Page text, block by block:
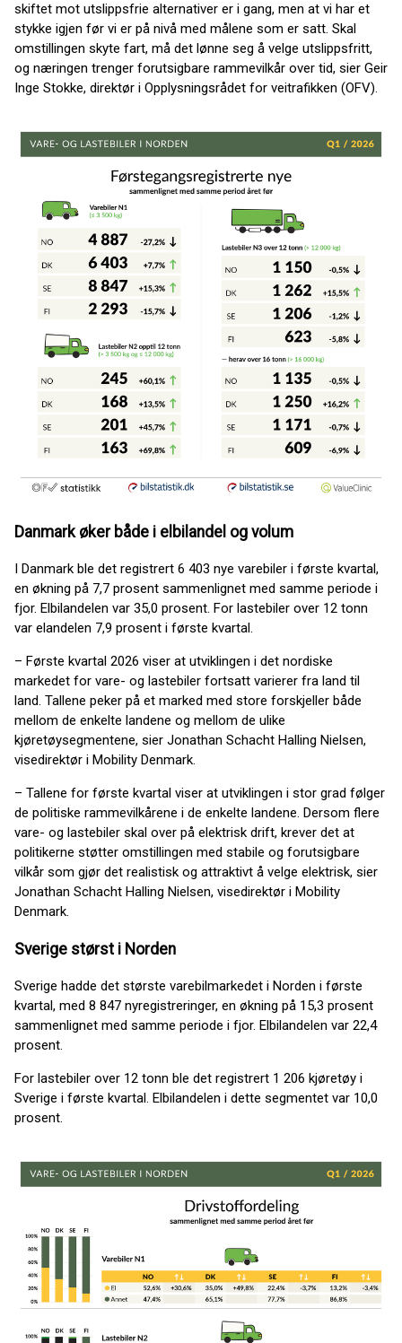
skiftet mot utslippsfrie alternativer er i gang, men at vi har et
stykke igjen før vi er på nivå med målene som er satt. Skal
omstillingen skyte fart, må det lønne seg å velge utslippsfritt,
og næringen trenger forutsigbare rammevilkår over tid, sier Geir
Inge Stokke, direktør i Opplysningsrådet for veitrafikken (OFV).
Danmark øker både i elbilandel og volum
I Danmark ble det registrert 6 403 nye varebiler i første kvartal,
en økning på 7,7 prosent sammenlignet med samme periode i
fjor. Elbilandelen var 35,0 prosent. For lastebiler over 12 tonn
var elandelen 7,9 prosent i første kvartal.
– Første kvartal 2026 viser at utviklingen i det nordiske
markedet for vare- og lastebiler fortsatt varierer fra land til
land. Tallene peker på et marked med store forskjeller både
mellom de enkelte landene og mellom de ulike
kjøretøysegmentene, sier Jonathan Schacht Halling Nielsen,
visedirektør i Mobility Denmark.
– Tallene for første kvartal viser at utviklingen i stor grad følger
de politiske rammevilkårene i de enkelte landene. Dersom flere
vare- og lastebiler skal over på elektrisk drift, krever det at
politikerne støtter omstillingen med stabile og forutsigbare
vilkår som gjør det realistisk og attraktivt å velge elektrisk, sier
Jonathan Schacht Halling Nielsen, visedirektør i Mobility
Denmark.
Sverige størst i Norden
Sverige hadde det største varebilmarkedet i Norden i første
kvartal, med 8 847 nyregistreringer, en økning på 15,3 prosent
sammenlignet med samme periode i fjor. Elbilandelen var 22,4
prosent.
For lastebiler over 12 tonn ble det registrert 1 206 kjøretøy i
Sverige i første kvartal. Elbilandelen i dette segmentet var 10,0
prosent.